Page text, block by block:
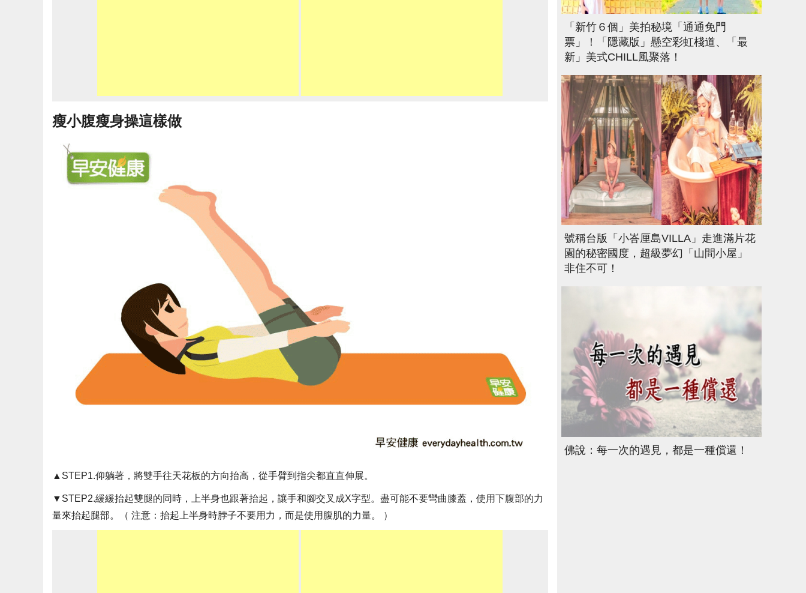
瘦小腹瘦身操這樣做
▲STEP1.仰躺著，將雙手往天花板的方向抬高，從手臂到指尖都直直伸展。
▼STEP2.緩緩抬起雙腿的同時，上半身也跟著抬起，讓手和腳交叉成X字型。盡可能不要彎曲膝蓋，使用下腹部的力
量來抬起腿部。（ 注意：抬起上半身時脖子不要用力，而是使用腹肌的力量。 ）
「新竹６個」美拍秘境「通通免門
票」！「隱藏版」懸空彩虹棧道、「最
新」美式CHILL風聚落！
號稱台版「小峇厘島VILLA」走進滿片花
園的秘密國度，超級夢幻「山間小屋」
非住不可！
佛說：每一次的遇見，都是一種償還！